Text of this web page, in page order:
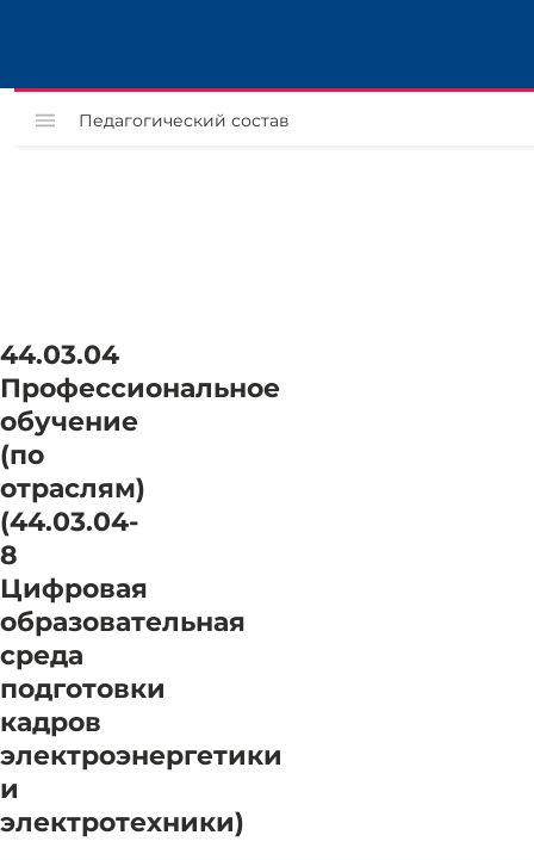
Педагогический состав
44.03.04
Профессиональное
обучение
(по
отраслям)
(44.03.04-
8
Цифровая
образовательная
среда
подготовки
кадров
электроэнергетики
и
электротехники)